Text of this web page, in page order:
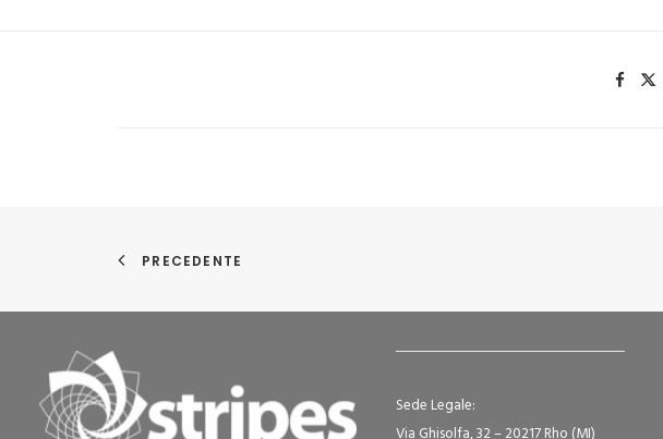
PRECEDENTE
Sede Legale:
Via Ghisolfa, 32 – 20217 Rho (MI)